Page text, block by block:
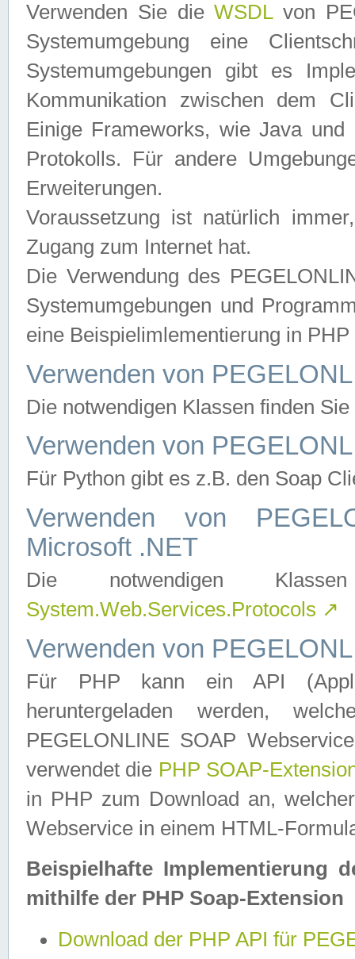
Verwenden Sie dieWSDLvon
Systemumgebung eine
Systemumgebungen gibt es
Kommunikation zwischen dem
Einige Frameworks, wie Java
Protokolls. Für andere
Erweiterungen.
Voraussetzung ist natürlich
Zugang zum Internet hat.
Die Verwendung des
Systemumgebungen und
eine Beispielimlementierung in
Verwenden von
Die notwendigen Klassen finden
Verwenden von
Für Python gibt es z.B. den Soap
Verwenden von
Microsoft .NET
Die notwendigen
System.Web.Services.Protocols ↗
Verwenden von
Für PHP kann ein API
heruntergeladen werden,
PEGELONLINE SOAP
verwendet die PHP SOAP-
in PHP zum Download an,
Webservice in einem HTML-
Beispielhafte Implementierung
mithilfe der PHP Soap-Extension
Download der PHP API für